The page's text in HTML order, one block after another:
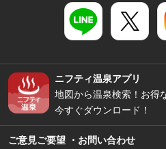
ニフティ温泉アプリ
地図から温泉検索！お得
今すぐダウンロード！
ご意見ご要望 ・お問い合わせ